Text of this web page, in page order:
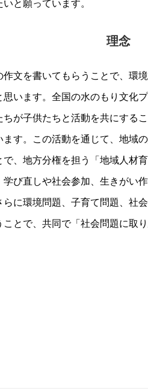
と願っています。
理念
文を書いてもらうことで、環
います。全国の水のもり文化
が子供たちと活動を共にする
す。この活動を通じて、地域
、地方分権を担う「地域人材
学び直しや社会参加、生きがい
に環境問題、子育て問題、社
とで、共同で「社会問題に取